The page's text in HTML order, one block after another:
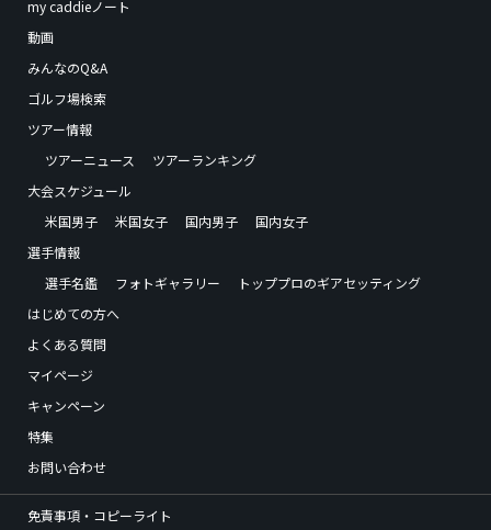
my caddieノート
動画
みんなのQ&A
ゴルフ場検索
ツアー情報
ツアーニュース
ツアーランキング
大会スケジュール
米国男子
米国女子 国内男子
国内女子
選手情報
選手名鑑
フォトギャラリー
トッププロのギアセッティング
はじめての方へ
よくある質問
マイページ
キャンペーン
特集
お問い合わせ
免責事項・コピーライト